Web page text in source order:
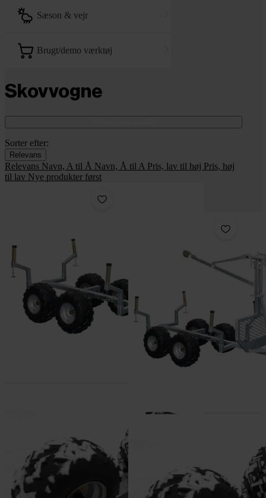
sæson & vejr
brugt/demo værktøj
Skovvogne
Sorter efter:
Relevans
Relevans Navn, A til Å Navn, Å til A Pris, lav til høj Pris, høj
til lav Nye produkter først